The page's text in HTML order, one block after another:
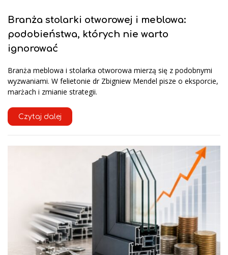
Branża stolarki otworowej i meblowa:
podobieństwa, których nie warto
ignorować
Branża meblowa i stolarka otworowa mierzą się z podobnymi
wyzwaniami. W felietonie dr Zbigniew Mendel pisze o eksporcie,
marżach i zmianie strategii.
Czytaj dalej